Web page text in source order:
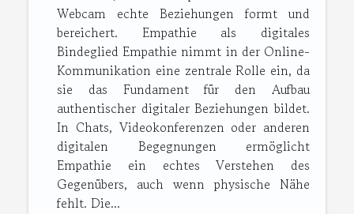
Webcam echte Beziehungen formt und
bereichert. Empathie als digitales
Bindeglied Empathie nimmt in der Online-
Kommunikation eine zentrale Rolle ein, da
sie das Fundament für den Aufbau
authentischer digitaler Beziehungen bildet.
In Chats, Videokonferenzen oder anderen
digitalen Begegnungen ermöglicht
Empathie ein echtes Verstehen des
Gegenübers, auch wenn physische Nähe
fehlt. Die...